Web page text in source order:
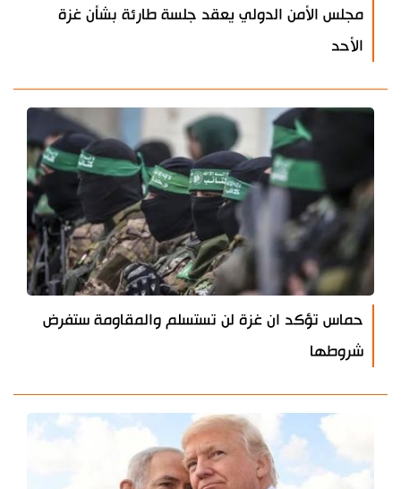
مجلس الأمن الدولي يعقد جلسة طارئة بشأن غزة
الأحد
حماس تؤكد ان غزة لن تستسلم والمقاومة ستفرض
شروطها